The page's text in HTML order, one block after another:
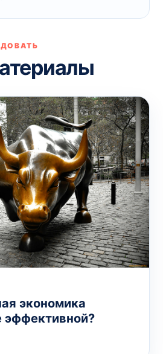
экономика
эффективной?